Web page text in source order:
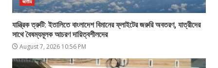
যান্ত্রিক ত্রুটি: ইতালিতে বাংলাদেশ বিমানের ফ্লাইটের জরুরি অবতরণ, যাত্রীদের
সাথে বৈষম্যমূলক আচরণ দায়িত্বশীলদের
August 7, 2026 10:56 PM